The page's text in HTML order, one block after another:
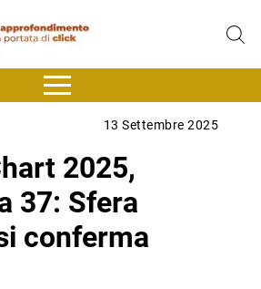
13 Settembre 2025
2025,
37: Sfera
conferma